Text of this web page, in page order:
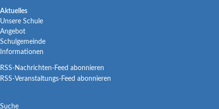
überspringen
Navigation
überspringen
Aktuelles
Unsere Schule
Angebot
Schulgemeinde
Informationen
RSS-Nachrichten-Feed abonnieren
RSS-Veranstaltungs-Feed abonnieren
Navigation
Suche